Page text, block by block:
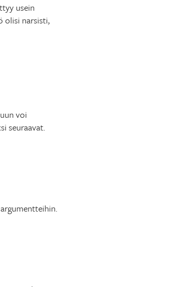
usein
olisi narsisti,
voi
seuraavat.